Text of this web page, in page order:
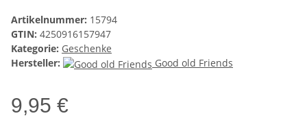
Artikelnummer: 15794
GTIN: 4250916157947
Kategorie: Geschenke
Hersteller:
Good old Friends
9,95 €